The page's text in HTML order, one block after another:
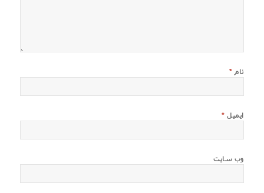
نام *
ایمیل *
وب‌ سایت